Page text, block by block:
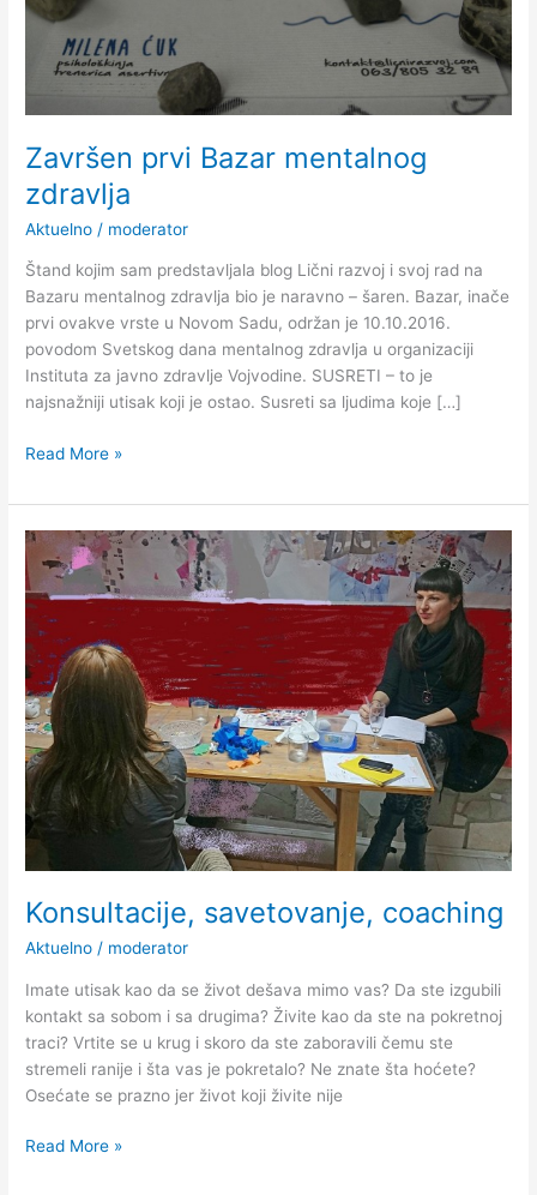
Završen prvi Bazar mentalnog
zdravlja
Aktuelno / moderator
Štand kojim sam predstavljala blog Lični razvoj i svoj rad na
Bazaru mentalnog zdravlja bio je naravno – šaren. Bazar, inače
prvi ovakve vrste u Novom Sadu, održan je 10.10.2016.
povodom Svetskog dana mentalnog zdravlja u organizaciji
Instituta za javno zdravlje Vojvodine. SUSRETI – to je
najsnažniji utisak koji je ostao. Susreti sa ljudima koje […]
Read More »
Konsultacije, savetovanje, coaching
Aktuelno / moderator
Imate utisak kao da se život dešava mimo vas? Da ste izgubili
kontakt sa sobom i sa drugima? Živite kao da ste na pokretnoj
traci? Vrtite se u krug i skoro da ste zaboravili čemu ste
stremeli ranije i šta vas je pokretalo? Ne znate šta hoćete?
Osećate se prazno jer život koji živite nije
Konsultacije,
savetovanje,
coaching
Read More »